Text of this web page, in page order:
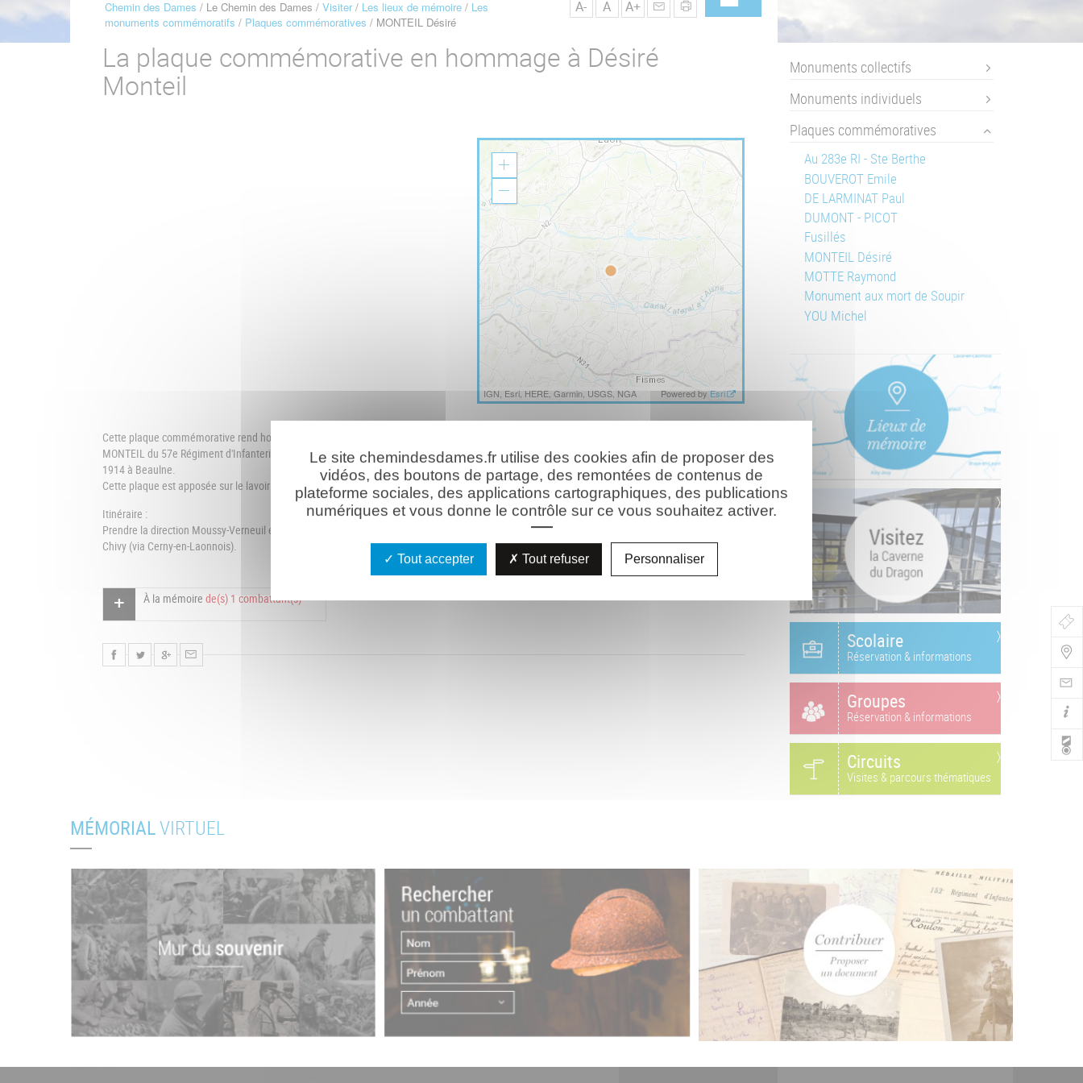
de
Fil
Chemin des Dames Le Chemin des Dames Visiter Les lieux de mémoire
Les
monuments commémoratifs
Plaques commémoratives MONTEIL Désiré
A- A A+
La plaque commémorative en hommage à Désiré
Monteil
IGN, Esri, HERE, Garmin, USGS, NGA Powered byEsri
Z
o
o
m
o
o
Cette plaque commémorative rend hommage au sergent Désiré Martin
MONTEIL du 57e Régiment d'Infanterie mort pour le France le 19 décembre
1914 à Beaulne.
Cette plaque est apposée sur le lavoir de Chivy.
Itinéraire :
Prendre la direction Moussy-Verneuil en sortant de Vendresse, puis direction de
Chivy (via Cerny-en-Laonnois).
Lavoir de Chivy
02160 Vendresse-Beaulne
Coordonnées GPS :
À la mémoire de(s) 1 combattant(s)
Monuments collectifs
Monuments individuels
Plaques commémoratives
Au 283e RI - Ste Berthe
BOUVEROT Emile
DE LARMINAT Paul
DUMONT - PICOT
Fusillés
MONTEIL Désiré
MOTTE Raymond
Monument aux mort de Soupir
YOU Michel
Scolaire
Réservation & informations
Groupes
Réservation & informations
Circuits
Visites & parcours thématiques
MÉMORIALVIRTUEL
Le site chemindesdames.fr utilise des cookies afin de proposer des
vidéos, des boutons de partage, des remontées de contenus de
plateforme sociales, des applications cartographiques, des publications
numériques et vous donne le contrôle sur ce vous souhaitez activer.
Tout accepter Tout refuser Personnaliser